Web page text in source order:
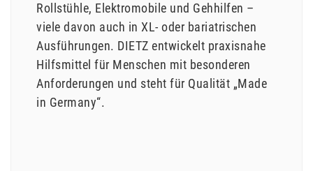
Rollstühle, Elektromobile und Gehhilfen –
viele davon auch in XL- oder bariatrischen
Ausführungen. DIETZ entwickelt praxisnahe
Hilfsmittel für Menschen mit besonderen
Anforderungen und steht für Qualität „Made
in Germany“.